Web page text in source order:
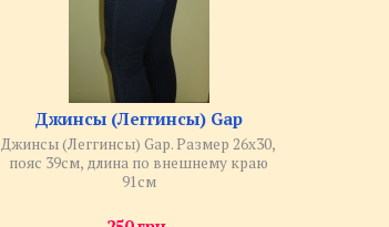
Джинсы (Леггинсы) Gap
Джинсы (Леггинсы) Gap. Размер 26х30,
пояс 39см, длина по внешнему краю
91см